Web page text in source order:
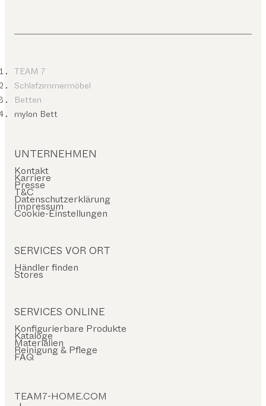
TEAM 7
Schlafzimmermöbel
Betten
mylon Bett
UNTERNEHMEN
Kontakt
Karriere
Presse
T&C
Datenschutzerklärung
Impressum
Cookie-Einstellungen
SERVICES VOR ORT
Händler finden
Stores
SERVICES ONLINE
Konfigurierbare Produkte
Kataloge
Materialien
Reinigung & Pflege
FAQ
TEAM7-HOME.COM